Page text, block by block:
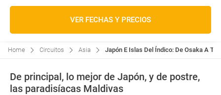
VER FECHAS Y PRECIOS
Home Circuitos Asia Japón E Islas Del Índico: De Osaka A
De principal, lo mejor de Japón, y de postre,
las paradisíacas Maldivas